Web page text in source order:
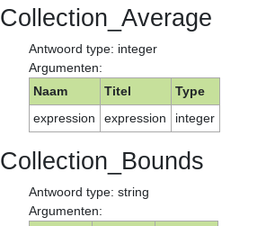
Collection_Average
Antwoord type: integer
Argumenten:
Naam
Titel
Type
expression
expression integer
Collection_Bounds
Antwoord type: string
Argumenten: